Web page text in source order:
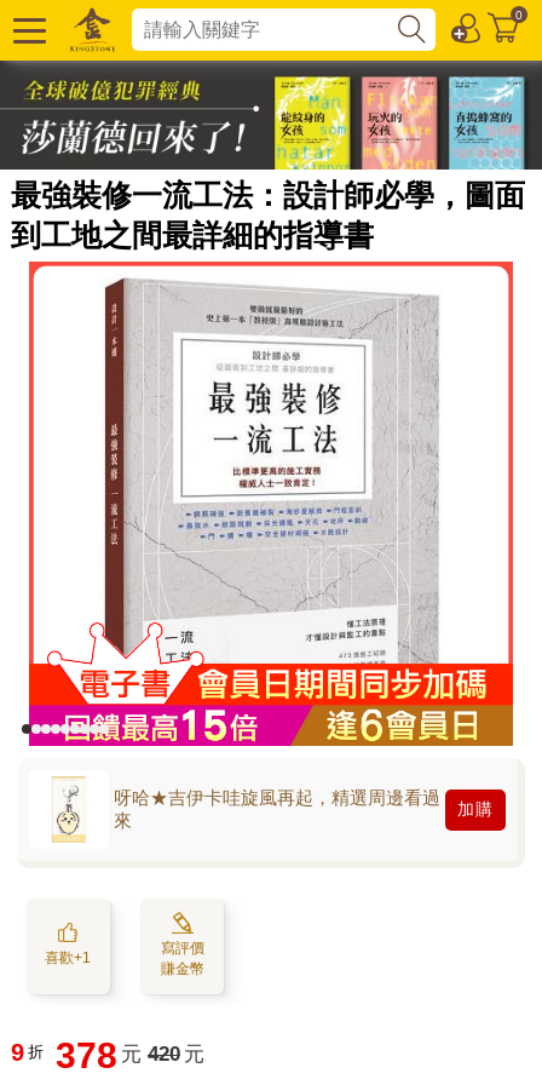
0
最強裝修一流工法：設計師必學，圖面
到工地之間最詳細的指導書
呀哈★吉伊卡哇旋風再起，精選周邊看過
來
加購
喜歡+1
寫評價
賺金幣
9 折 378 元 420 元